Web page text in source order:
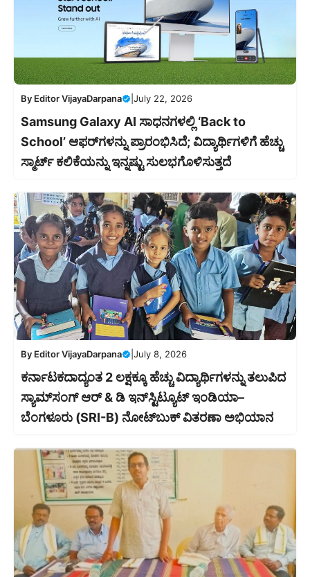
By Editor VijayaDarpana July 22, 2026
Samsung Galaxy AI ಸಾಧನಗಳಲ್ಲಿ ‘Back to
School’ ಆಫರ್‌ಗಳನ್ನು ಪ್ರಾರಂಭಿಸಿದೆ; ವಿದ್ಯಾರ್ಥಿಗಳಿಗೆ ಹೆಚ್ಚು
ಸ್ಮಾರ್ಟ್ ಕಲಿಕೆಯನ್ನು ಇನ್ನಷ್ಟು ಸುಲಭಗೊಳಿಸುತ್ತದೆ
By Editor VijayaDarpana July 8, 2026
ಕರ್ನಾಟಕದಾದ್ಯಂತ 2 ಲಕ್ಷಕ್ಕೂ ಹೆಚ್ಚು ವಿದ್ಯಾರ್ಥಿಗಳನ್ನು ತಲುಪಿದ
ಸ್ಯಾಮ್‌ಸಂಗ್ ಆರ್ & ಡಿ ಇನ್‌ಸ್ಟಿಟ್ಯೂಟ್ ಇಂಡಿಯಾ–
ಬೆಂಗಳೂರು (SRI-B) ನೋಟ್‌ಬುಕ್ ವಿತರಣಾ ಅಭಿಯಾನ